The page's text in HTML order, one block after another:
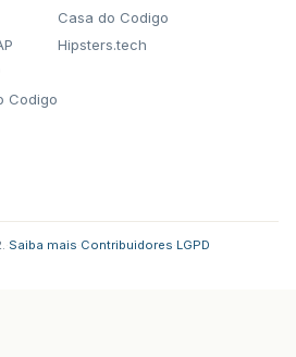
Codigo
Casa do Codigo
Hipsters.tech
Saiba mais Contribuidores LGPD